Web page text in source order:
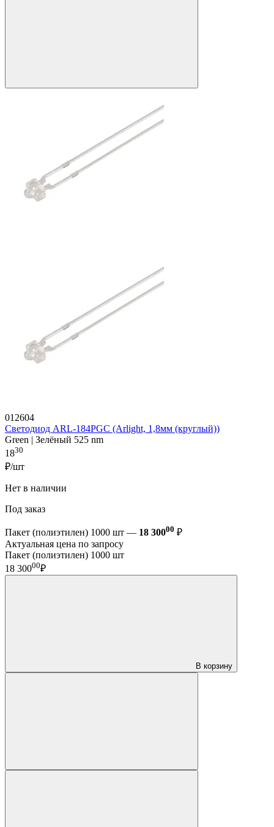
012604
Светодиод ARL-184PGC (Arlight, 1,8мм (круглый))
Green | Зелёный 525 nm
1830
₽/шт
Нет в наличии
Под заказ
Пакет (полиэтилен) 1000 шт — 18 30000 ₽
Актуальная цена по запросу
Пакет (полиэтилен) 1000 шт
18 30000₽
В корзину